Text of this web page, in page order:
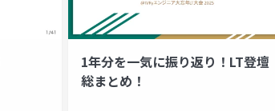
1年分を一気に振り返り！LT登壇
総まとめ！